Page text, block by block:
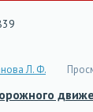
Л. Ф.